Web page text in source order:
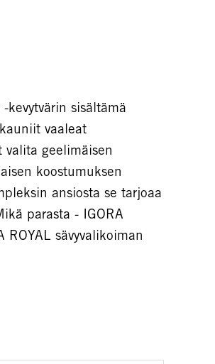
kevytvärin sisältämä
vaaleat
geelimäisen
koostumuksen
ansiosta se tarjoaa
parasta - IGORA
ROYAL sävyvalikoiman